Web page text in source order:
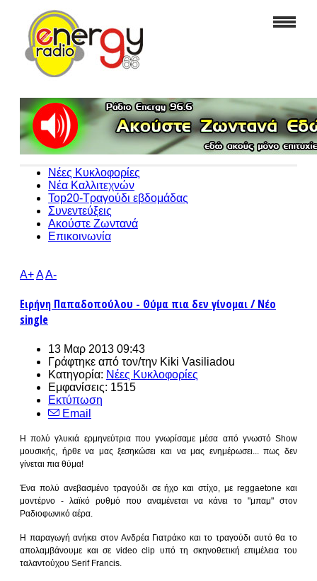
Νέες Κυκλοφορίες
Νέα Καλλιτεχνών
Top20-Τραγούδι εβδομάδας
Συνεντεύξεις
Ακούστε Ζωντανά
Επικοινωνία
A+AA-
Ειρήνη Παπαδοπούλου - Θύμα πια δεν γίνομαι / Νέο
single
13 Μαρ 2013 09:43
Γράφτηκε από τον/την Kiki Vasiliadou
Κατηγορία: Νέες Κυκλοφορίες
Εμφανίσεις: 1515
Εκτύπωση
Email
Η πολύ γλυκιά ερμηνεύτρια που γνωρίσαμε μέσα από γνωστό Show
μουσικής, ήρθε να μας ξεσηκώσει και να μας ενημέρωσει... πως δεν
γίνεται πια θύμα!
Ένα πολύ ανεβασμένο τραγούδι σε ήχο και στίχο, με reggaetone και
μοντέρνο - λαϊκό ρυθμό που αναμένεται να κάνει το "μπαμ" στον
Ραδιοφωνικό αέρα.
Η παραγωγή ανήκει στον Ανδρέα Γιατράκο και το τραγούδι αυτό θα το
απολαμβάνουμε και σε video clip υπό τη σκηνοθετική επιμέλεια του
ταλαντούχου Serif Francis.